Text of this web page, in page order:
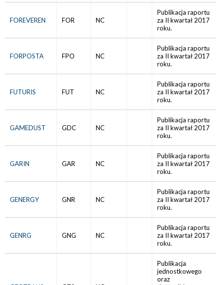
FOREVEREN FOR NC
Publikacja raportu
za II kwartał 2017
roku.
FORPOSTA FPO NC
Publikacja raportu
za II kwartał 2017
roku.
FUTURIS FUT NC
Publikacja raportu
za II kwartał 2017
roku.
GAMEDUST GDC NC
Publikacja raportu
za II kwartał 2017
roku.
GARIN GAR NC
Publikacja raportu
za II kwartał 2017
roku.
GENERGY GNR NC
Publikacja raportu
za II kwartał 2017
roku.
GENRG GNG NC
Publikacja raportu
za II kwartał 2017
roku.
Publikacja
jednostkowego
oraz